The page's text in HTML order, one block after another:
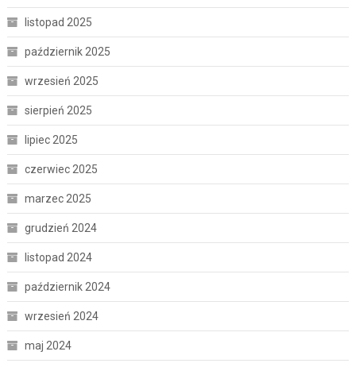
listopad 2025
październik 2025
wrzesień 2025
sierpień 2025
lipiec 2025
czerwiec 2025
marzec 2025
grudzień 2024
listopad 2024
październik 2024
wrzesień 2024
maj 2024